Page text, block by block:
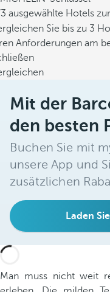
ausgewählte Hotels
Sie bis zu 3
Anforderungen am
Mit der
den besten
Buchen Sie mit
unsere App und
zusätzlichen
Laden
Man muss nicht weit